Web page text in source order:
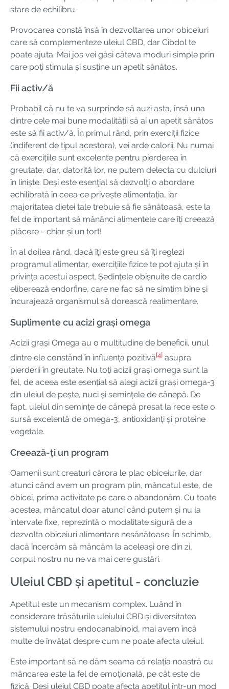
stare de echilibru.
Provocarea constă însă în dezvoltarea unor obiceiuri
care să complementeze uleiul CBD, dar Cibdol te
poate ajuta. Mai jos vei găsi câteva moduri simple prin
care poți stimula și susține un apetit sănătos.
Fii activ/ă
Probabil că nu te va surprinde să auzi asta, însă una
dintre cele mai bune modalității să ai un apetit sănătos
este să fii activ/ă. În primul rând, prin exerciții fizice
(indiferent de tipul acestora), vei arde calorii. Nu numai
că exercițiile sunt excelente pentru pierderea în
greutate, dar, datorită lor, ne putem delecta cu dulciuri
în liniște. Deși este esențial să dezvolți o abordare
echilibrată în ceea ce privește alimentația, iar
majoritatea dietei tale trebuie să fie sănătoasă, este la
fel de important să mănânci alimentele care îți creează
plăcere - chiar și un tort!
În al doilea rând, dacă îți este greu să îți reglezi
programul alimentar, exercițiile fizice te pot ajuta și în
privința acestui aspect. Ședințele obișnuite de cardio
eliberează endorfine, care ne fac să ne simțim bine și
încurajează organismul să dorească realimentare.
Suplimente cu acizi grași omega
Acizii grași Omega au o multitudine de beneficii, unul
dintre ele constând în influența pozitivă[4] asupra
pierderii în greutate. Nu toți acizii grași omega sunt la
fel, de aceea este esențial să alegi acizii grași omega-3
din uleiul de pește, nuci și semințele de cânepă. De
fapt, uleiul din semințe de cânepă presat la rece este o
sursă excelentă de omega-3, antioxidanți și proteine ​​
vegetale.
Creează-ți un program
Oamenii sunt creaturi cărora le plac obiceiurile, dar
atunci când avem un program plin, mâncatul este, de
obicei, prima activitate pe care o abandonăm. Cu toate
acestea, mâncatul doar atunci când putem și nu la
intervale fixe, reprezintă o modalitate sigură de a
dezvolta obiceiuri alimentare nesănătoase. În schimb,
dacă încercăm să mâncăm la aceleași ore din zi,
corpul nostru nu ne va mai cere gustări.
Uleiul CBD și apetitul - concluzie
Apetitul este un mecanism complex. Luând în
considerare trăsăturile uleiului CBD și diversitatea
sistemului nostru endocanabinoid, mai avem încă
multe de învățat despre cum ne poate afecta uleiul.
Este important să ne dăm seama că relația noastră cu
mâncarea este la fel de emoțională, pe cât este de
fizică. Deși uleiul CBD poate afecta apetitul într-un mod